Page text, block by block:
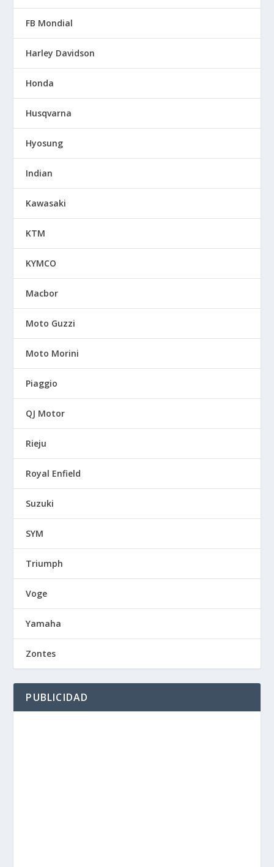
FB Mondial
Harley Davidson
Honda
Husqvarna
Hyosung
Indian
Kawasaki
KTM
KYMCO
Macbor
Moto Guzzi
Moto Morini
Piaggio
QJ Motor
Rieju
Royal Enfield
Suzuki
SYM
Triumph
Voge
Yamaha
Zontes
PUBLICIDAD